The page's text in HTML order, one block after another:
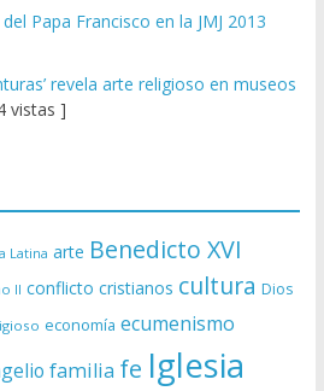
Papa Francisco en la JMJ 2013
revela arte religioso en museos
vistas ]
Latina arte Benedicto XVI
II conflicto cristianos cultura Dios
economía ecumenismo
familia fe Iglesia